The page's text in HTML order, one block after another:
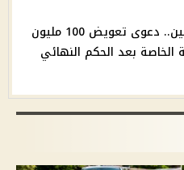
قضية الطفل ياسين.. دعوى تعويض 100 مليون
بعد الحكم النهائي